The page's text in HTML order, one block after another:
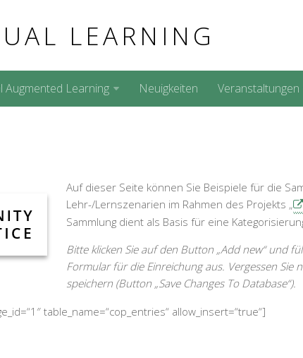
LEARNING
Augmented Learning Neuigkeiten Veranstaltungen
Auf dieser Seite können Sie Beispiele für die
Lehr-/Lernszenarien im Rahmen des Projekts „
Sammlung dient als Basis für eine
Bitte klicken Sie auf den Button „Add new“ und
Formular für die Einreichung aus. Vergessen Sie
speichern (Button „Save Changes To Database“).
table_name=“cop_entries“ allow_insert=“true“]